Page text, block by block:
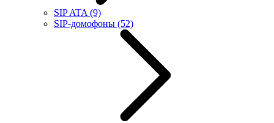
SIP ATA (9)
SIP-домофоны (52)